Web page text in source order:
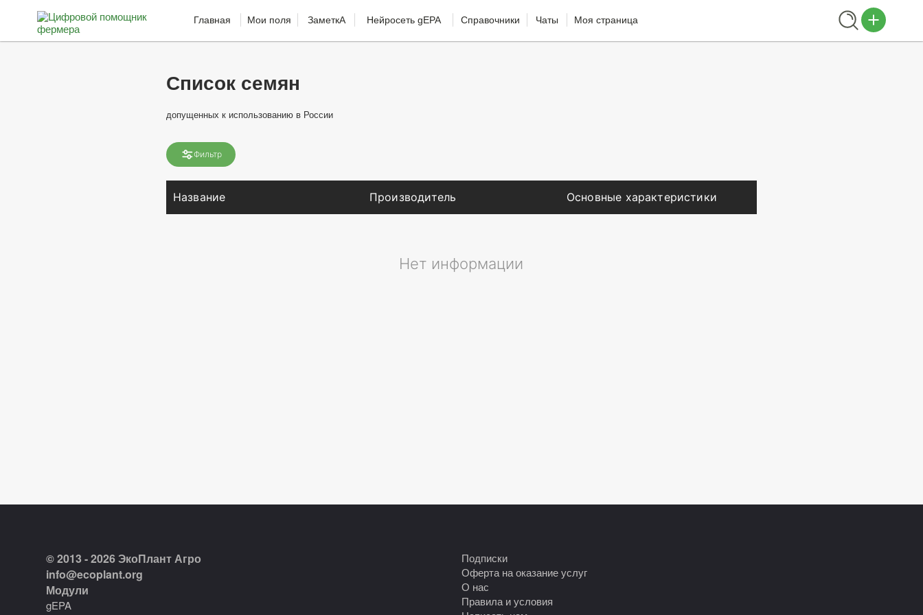
Главная Мои поля ЗаметкА Нейросеть gEPA Справочники Чаты Моя страница
Список семян
допущенных к использованию в России
Фильтр
Название Производитель Основные характеристики
Нет информации
© 2013 - 2026 ЭкоПлант Агро
info@ecoplant.org
Модули
gEPA
Подписки
Оферта на оказание услуг
О нас
Правила и условия